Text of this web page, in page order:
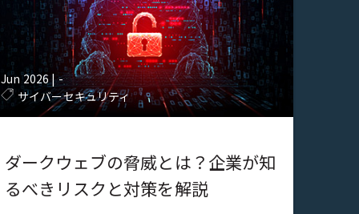
Jun 2026 |-
サイバーセキュリティ
ダークウェブの脅威とは？企業が知
るべきリスクと対策を解説